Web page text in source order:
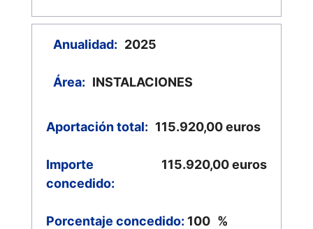
Anualidad: 2025
Área: INSTALACIONES
Aportación total: 115.920,00 euros
Importe
concedido:
115.920,00euros
Porcentaje concedido: 100 %